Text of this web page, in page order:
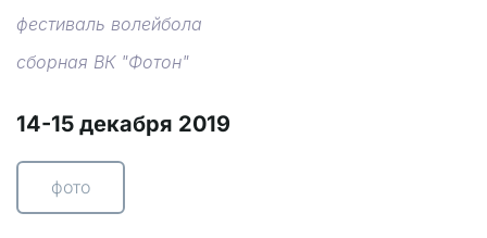
фестиваль волейбола
сборная ВК "Фотон"
14-15 декабря 2019
фото